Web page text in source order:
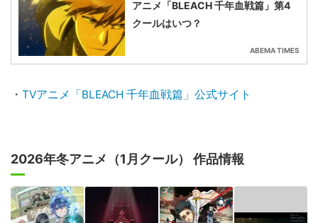
アニメ「BLEACH 千年血戦篇」第4
クールはいつ？
ABEMA TIMES
・ TVアニメ「BLEACH 千年血戦篇」公式サイト
2026年冬アニメ（1月クール） 作品情報